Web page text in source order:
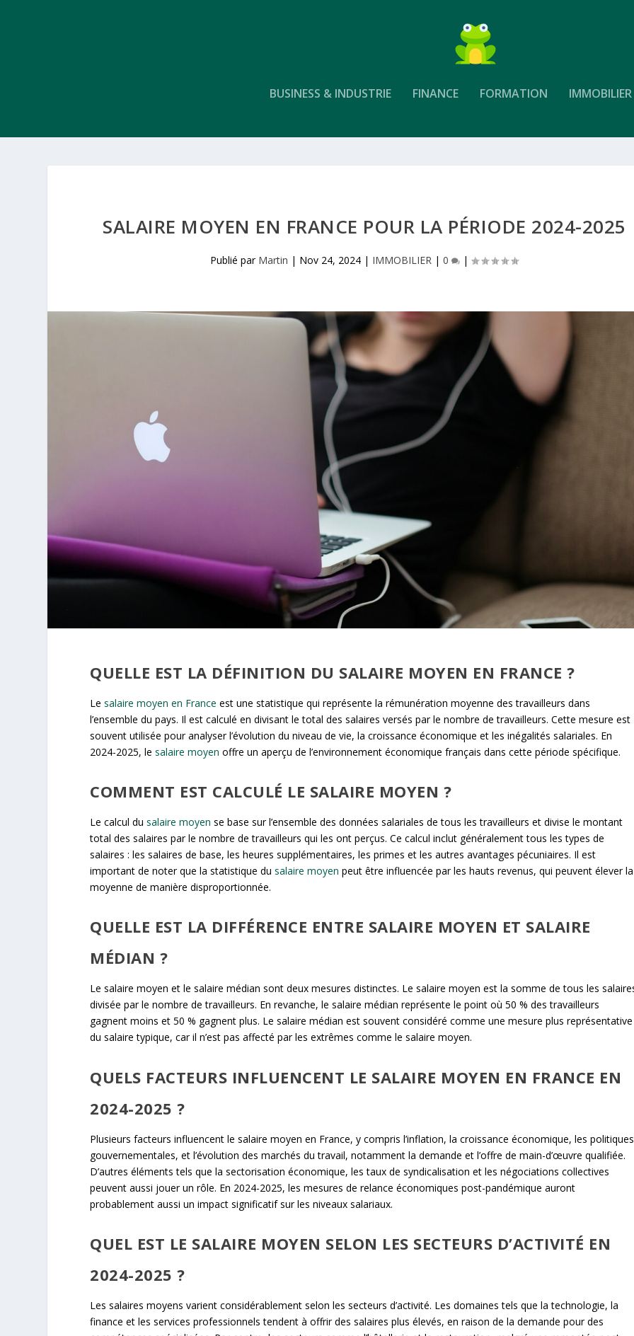
BUSINESS & INDUSTRIE FINANCE FORMATION IMMOBILIER
SALAIRE MOYEN EN FRANCE POUR LA PÉRIODE 2024-2025
Publié par Martin | Nov 24, 2024 | IMMOBILIER |0 |
QUELLE EST LA DÉFINITION DU SALAIRE MOYEN EN FRANCE ?
Lesalaire moyen en France est une statistique qui représente la rémunération moyenne des travailleurs dans
l’ensemble du pays. Il est calculé en divisant le total des salaires versés par le nombre de travailleurs. Cette mesure est
souvent utilisée pour analyser l’évolution du niveau de vie, la croissance économique et les inégalités salariales. En
2024-2025, lesalaire moyen offre un aperçu de l’environnement économique français dans cette période spécifique.
COMMENT EST CALCULÉ LE SALAIRE MOYEN ?
Le calcul dusalaire moyen se base sur l’ensemble des données salariales de tous les travailleurs et divise le montant
total des salaires par le nombre de travailleurs qui les ont perçus. Ce calcul inclut généralement tous les types de
salaires : les salaires de base, les heures supplémentaires, les primes et les autres avantages pécuniaires. Il est
important de noter que la statistique dusalaire moyen peut être influencée par les hauts revenus, qui peuvent élever la
moyenne de manière disproportionnée.
QUELLE EST LA DIFFÉRENCE ENTRE SALAIRE MOYEN ET SALAIRE
MÉDIAN ?
Le salaire moyen et le salaire médian sont deux mesures distinctes. Le salaire moyen est la somme de tous les
divisée par le nombre de travailleurs. En revanche, le salaire médian représente le point où 50 % des travailleurs
gagnent moins et 50 % gagnent plus. Le salaire médian est souvent considéré comme une mesure plus représentative
du salaire typique, car il n’est pas affecté par les extrêmes comme le salaire moyen.
QUELS FACTEURS INFLUENCENT LE SALAIRE MOYEN EN FRANCE EN
2024-2025 ?
Plusieurs facteurs influencent le salaire moyen en France, y compris l’inflation, la croissance économique, les politiques
gouvernementales, et l’évolution des marchés du travail, notamment la demande et l’offre de main-d’œuvre qualifiée.
D’autres éléments tels que la sectorisation économique, les taux de syndicalisation et les négociations collectives
peuvent aussi jouer un rôle. En 2024-2025, les mesures de relance économiques post-pandémique auront
probablement aussi un impact significatif sur les niveaux salariaux.
QUEL EST LE SALAIRE MOYEN SELON LES SECTEURS D’ACTIVITÉ EN
2024-2025 ?
Les salaires moyens varient considérablement selon les secteurs d’activité. Les domaines tels que la technologie, la
finance et les services professionnels tendent à offrir des salaires plus élevés, en raison de la demande pour des